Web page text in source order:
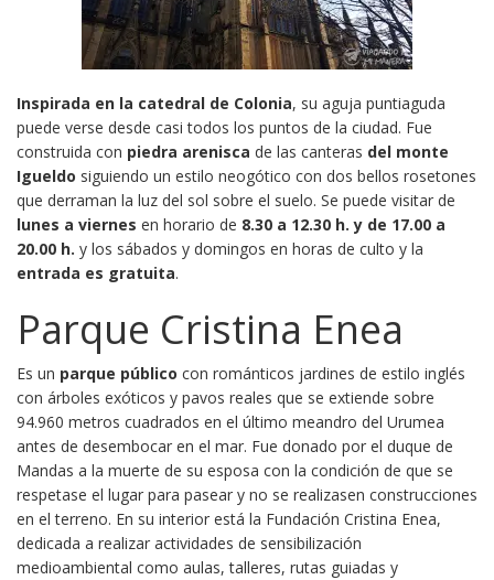
Inspirada en la catedral de Colonia, su aguja puntiaguda
puede verse desde casi todos los puntos de la ciudad. Fue
construida con piedra arenisca de las canteras del monte
Igueldo siguiendo un estilo neogótico con dos bellos rosetones
que derraman la luz del sol sobre el suelo. Se puede visitar de
lunes a viernes en horario de 8.30 a 12.30 h. y de 17.00 a
20.00 h. y los sábados y domingos en horas de culto y la
entrada es gratuita.
Parque Cristina Enea
Es un parque público con románticos jardines de estilo inglés
con árboles exóticos y pavos reales que se extiende sobre
94.960 metros cuadrados en el último meandro del Urumea
antes de desembocar en el mar. Fue donado por el duque de
Mandas a la muerte de su esposa con la condición de que se
respetase el lugar para pasear y no se realizasen construcciones
en el terreno. En su interior está la Fundación Cristina Enea,
dedicada a realizar actividades de sensibilización
medioambiental como aulas, talleres, rutas guiadas y